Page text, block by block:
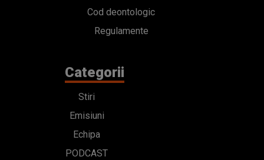
Cod deontologic
Regulamente
Categorii
Stiri
Emisiuni
Echipa
PODCAST